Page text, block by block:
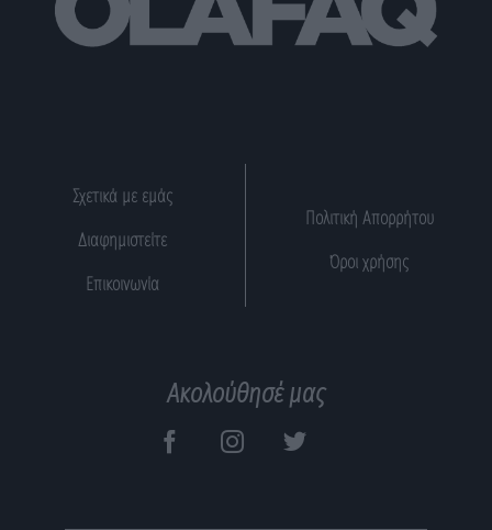
Σχετικά με εμάς
Διαφημιστείτε
Επικοινωνία
Πολιτική Απορρήτου
Όροι χρήσης
Ακολούθησέ μας